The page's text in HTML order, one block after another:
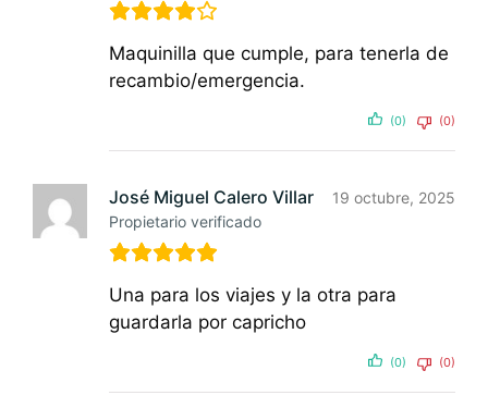
Maquinilla que cumple, para tenerla de
recambio/emergencia.
(0) (0)
José Miguel Calero Villar
Propietario verificado
19 octubre, 2025
Una para los viajes y la otra para
guardarla por capricho
(0) (0)